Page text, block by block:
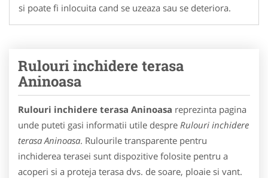
si poate fi inlocuita cand se uzeaza sau se deteriora.
Rulouri inchidere terasa
Aninoasa
Rulouri inchidere terasa Aninoasa reprezinta pagina
unde puteti gasi informatii utile despre Rulouri inchidere
terasa Aninoasa. Rulourile transparente pentru
inchiderea terasei sunt dispozitive folosite pentru a
acoperi si a proteja terasa dvs. de soare, ploaie si vant.